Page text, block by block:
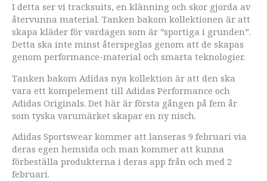
I detta ser vi tracksuits, en klänning och skor gjorda av
återvunna material. Tanken bakom kollektionen är att
skapa kläder för vardagen som är ”sportiga i grunden”.
Detta ska inte minst återspeglas genom att de skapas
genom performance-material och smarta teknologier.
Tanken bakom Adidas nya kollektion är att den ska
vara ett kompelement till Adidas Performance och
Adidas Originals. Det här är första gången på fem år
som tyska varumärket skapar en ny nisch.
Adidas Sportswear kommer att lanseras 9 februari via
deras egen hemsida och man kommer att kunna
förbeställa produkterna i deras app från och med 2
februari.